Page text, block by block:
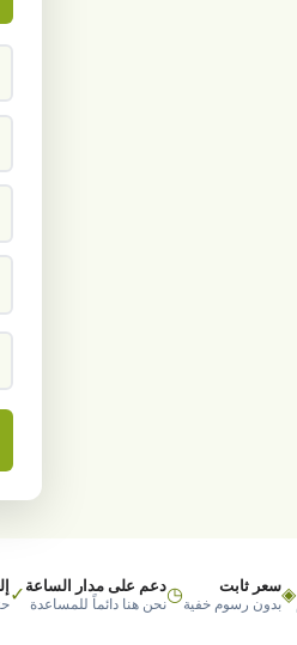
◈سعر ثابت
بدون رسوم خفية◷دعم على مدار الساعة
نحن هنا دائماً للمساعدة ✓حتى ٢٤